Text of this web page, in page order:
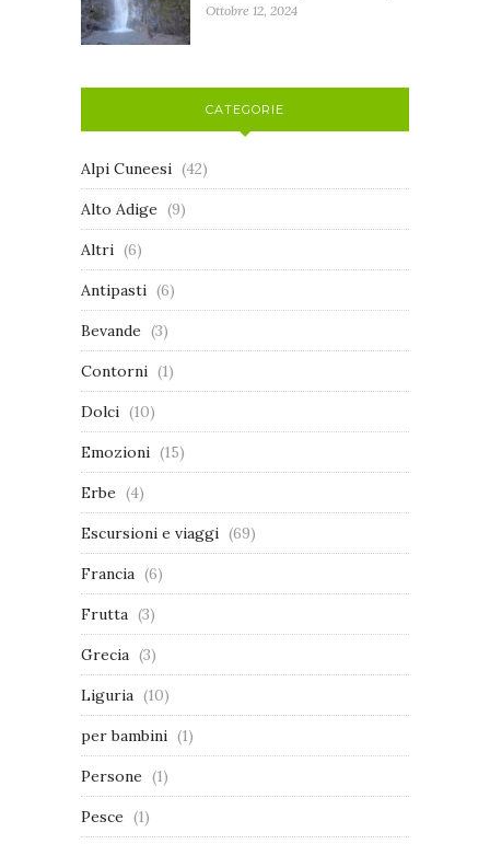
Ottobre 12, 2024
CATEGORIE
Alpi Cuneesi (42)
Alto Adige (9)
Altri (6)
Antipasti (6)
Bevande (3)
Contorni (1)
Dolci (10)
Emozioni (15)
Erbe (4)
Escursioni e viaggi (69)
Francia (6)
Frutta (3)
Grecia (3)
Liguria (10)
per bambini (1)
Persone (1)
Pesce (1)